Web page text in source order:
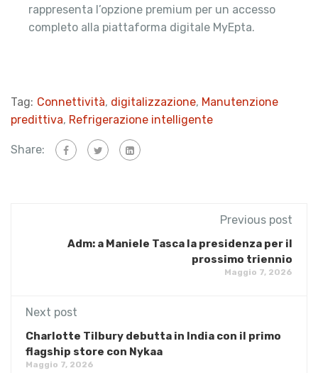
rappresenta l’opzione premium per un accesso
completo alla piattaforma digitale MyEpta.
Tag: Connettività, digitalizzazione, Manutenzione
predittiva, Refrigerazione intelligente
Share:
Previous post
Adm: a Maniele Tasca la presidenza per il
prossimo triennio
Maggio 7, 2026
Next post
Charlotte Tilbury debutta in India con il primo
flagship store con Nykaa
Maggio 7, 2026